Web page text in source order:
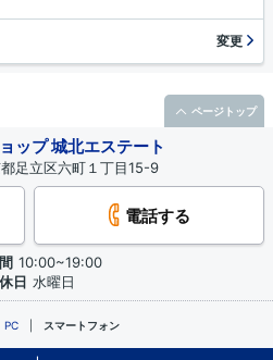
変更
ップ 城北エステート
足立区六町１丁目15-9
電話する
10:00~19:00
日 水曜日
PC スマートフォン
ページトップ